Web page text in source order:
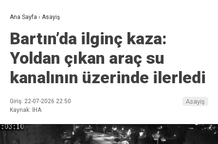
Ana Sayfa › Asayiş
Bartın’da ilginç kaza:
Yoldan çıkan araç su
kanalının üzerinde ilerledi
Giriş: 22-07-2026 22:50
Kaynak: İHA
Asayiş